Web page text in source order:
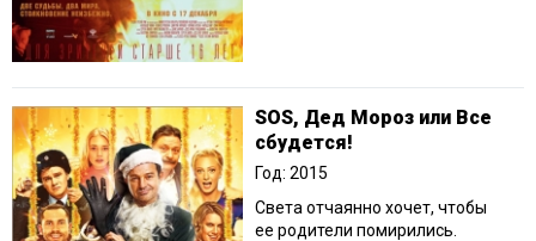
SOS, Дед Мороз или Все
сбудется!
Год: 2015
Света отчаянно хочет, чтобы
ее родители помирились.